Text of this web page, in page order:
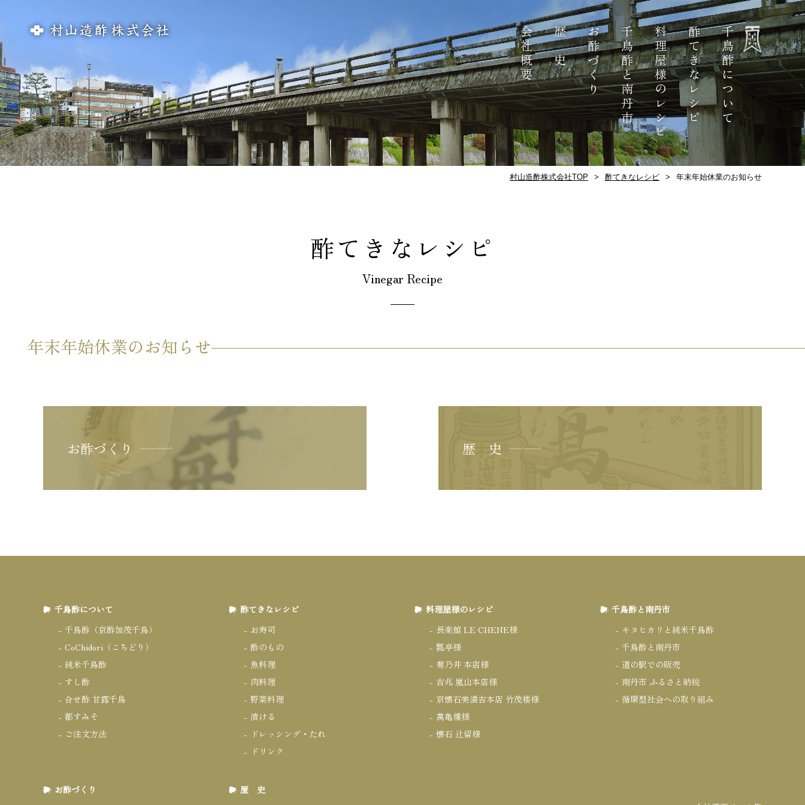
会社概要 歴 史 お酢づくり 千鳥酢と南丹市料理屋様のレシピ酢てきなレシピ千鳥酢について
村山造酢株式会社TOP 酢てきなレシピ 年末年始休業のお知らせ
酢てきなレシピ
Vinegar Recipe
年末年始休業のお知らせ
お酢づくり 歴 史
千鳥酢について
千鳥酢（京酢加茂千鳥）
CoChidori（こちどり）
純米千鳥酢
すし酢
合せ酢 甘露千鳥
都すみそ
ご注文方法
酢てきなレシピ
お寿司
酢のもの
魚料理
肉料理
野菜料理
漬ける
ドレッシング・たれ
ドリンク
料理屋様のレシピ
長楽館 LE CHENE様
瓢亭様
菊乃井 本店様
吉兆 嵐山本店様
京懐石美濃吉本店 竹茂楼様
萬亀樓様
懐石 辻留様
千鳥酢と南丹市
キヌヒカリと純米千鳥酢
千鳥酢と南丹市
道の駅での販売
南丹市 ふるさと納税
循環型社会への取り組み
お酢づくり
歴 史